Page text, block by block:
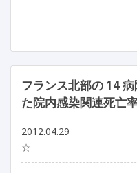
フランス北部の 14
た院内感染関連死亡
2012.04.29
☆